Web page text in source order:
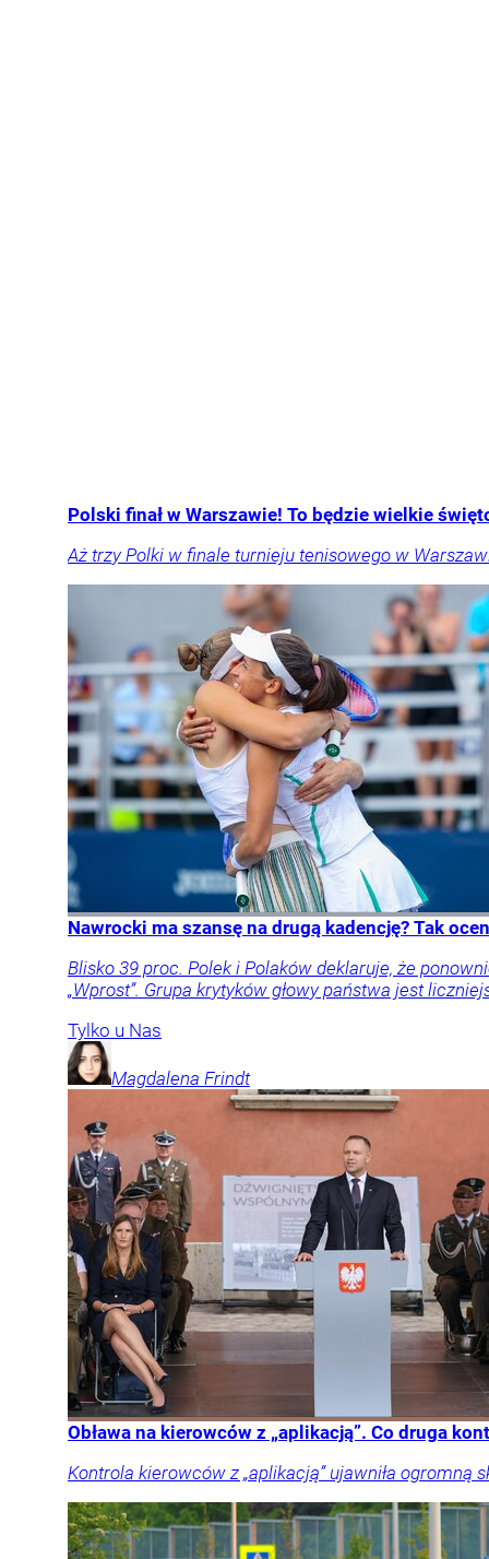
Polski finał w Warszawie! To będzie wielkie
Aż trzy Polki w finale turnieju tenisowego w
Nawrocki ma szansę na drugą kadencję? Tak
Blisko 39 proc. Polek i Polaków deklaruje, że
„Wprost”. Grupa krytyków głowy państwa jest
Tylko u Nas
Magdalena Frindt
Obława na kierowców z „aplikacją”. Co druga
Kontrola kierowców z „aplikacją” ujawniła ogromną